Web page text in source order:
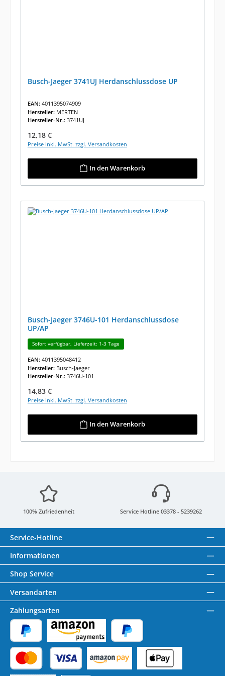
Busch-Jaeger 3741UJ Herdanschlussdose UP
EAN: 4011395074909
Hersteller: MERTEN
Hersteller-Nr.: 3741UJ
Regulärer Preis:
12,18 €
Preise inkl. MwSt. zzgl. Versandkosten
In den Warenkorb
Busch-Jaeger 3746U-101 Herdanschlussdose
UP/AP
Sofort verfügbar, Lieferzeit: 1-3 Tage
EAN: 4011395048412
Hersteller: Busch-Jaeger
Hersteller-Nr.: 3746U-101
Regulärer Preis:
14,83 €
Preise inkl. MwSt. zzgl. Versandkosten
In den Warenkorb
100% Zufriedenheit Service Hotline 03378 - 5239262
Service-Hotline
Informationen
Shop Service
Versandarten
Zahlungsarten
PayPal Amazon Pay Später Bezahlen
Kredit- oder Debitkarte Benutzerdefiniertes Bild 1